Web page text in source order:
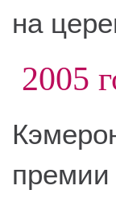
на
2005
премии